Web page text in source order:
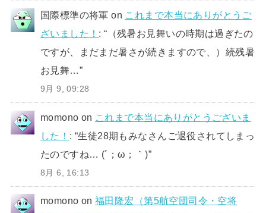
国際標準の将軍 on これまで本当にありがとうご
ざいました！ : “ （残暑お見舞いの時期は過ぎたの
ですが、まだまだ暑さが続きますので、）続残暑
お見舞…”
9月 9, 09:28
momono on これまで本当にありがとうございま
した！ : “生徒28期もみなさんご退役されてしまっ
たのですね… (´；ω；｀)”
8月 6, 16:13
momono on福田隆宏（第5航空団司令・空将